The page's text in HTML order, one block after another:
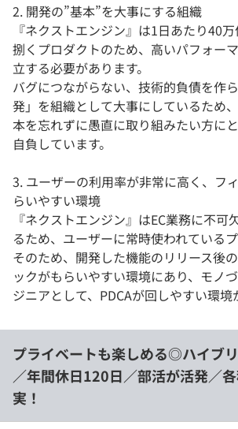
2. 開発の”基本”を大事にする組織
『ネクストエンジン』は1日あたり40
捌くプロダクトのため、高いパフォー
立する必要があります。
バグにつながらない、技術的負債を作
発」を組織として大事にしているため
本を忘れずに愚直に取り組みたい方に
自負しています。
3. ユーザーの利用率が非常に高く、フ
らいやすい環境
『ネクストエンジン』はEC業務に不可
るため、ユーザーに常時使われているプ
そのため、開発した機能のリリース後
ックがもらいやすい環境にあり、モノ
ジニアとして、PDCAが回しやすい環境
プライベートも楽しめる◎ハイブ
／年間休日120日／部活が活発／
実！